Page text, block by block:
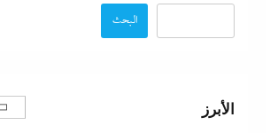
البحث
الأبرز
رفض أم استبعاد أم خيار
تنضم مصر إلى تحالف السعودية